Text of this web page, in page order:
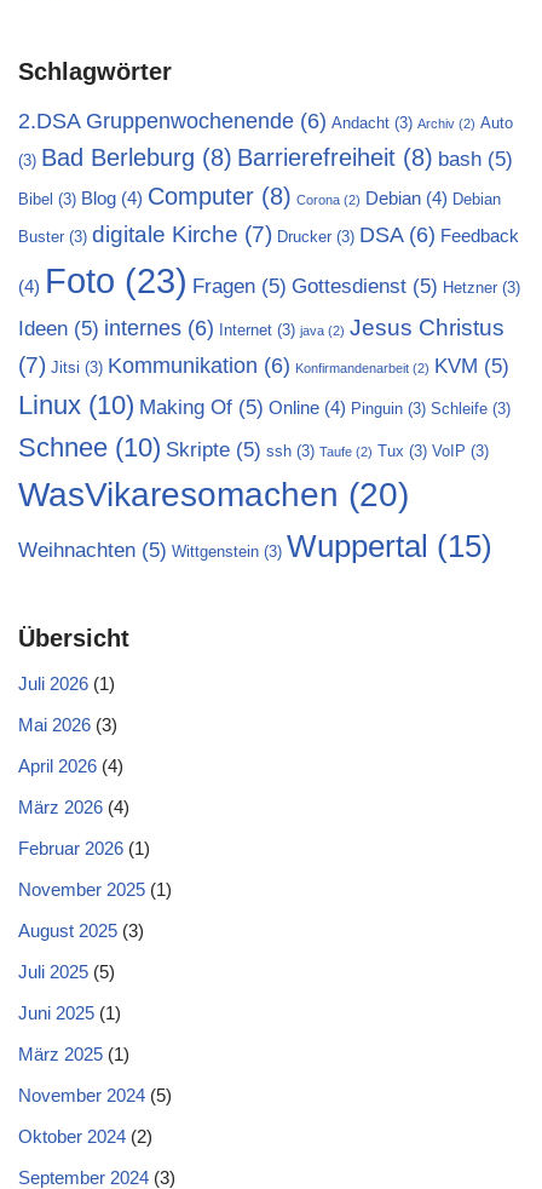
Schlagwörter
2.DSA Gruppenwochenende (6) Andacht (3) Archiv (2) Auto
(3) Bad Berleburg (8) Barrierefreiheit (8) bash (5)
Bibel (3) Blog (4) Computer (8) Corona (2) Debian (4) Debian
Buster (3) digitale Kirche (7) Drucker (3) DSA(6) Feedback
(4) Foto (23) Fragen (5) Gottesdienst (5) Hetzner (3)
Ideen (5) internes (6) Internet (3) java (2) Jesus Christus
(7) Jitsi (3) Kommunikation (6) Konfirmandenarbeit (2) KVM (5)
Linux (10) Making Of (5) Online (4) Pinguin (3) Schleife (3)
Schnee (10) Skripte (5) ssh (3) Taufe (2) Tux (3) VoIP (3)
WasVikaresomachen (20)
Weihnachten (5) Wittgenstein (3) Wuppertal (15)
Übersicht
Juli 2026 (1)
Mai 2026 (3)
April 2026 (4)
März 2026 (4)
Februar 2026 (1)
November 2025 (1)
August 2025 (3)
Juli 2025 (5)
Juni 2025 (1)
März 2025 (1)
November 2024 (5)
Oktober 2024 (2)
September 2024 (3)